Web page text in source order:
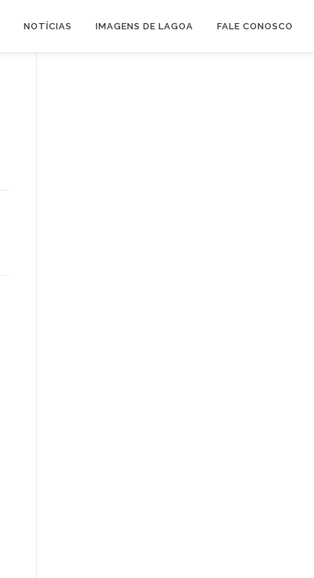
NOTÍCIAS IMAGENS DE LAGOA FALE CONOSCO